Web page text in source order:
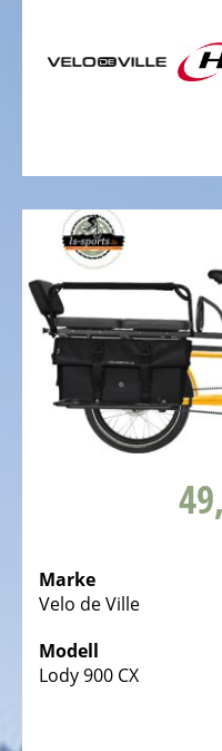
UNSER
Rennräder,
Fahrräder
Mountainbikes,
MTB
Tourenräder
Trekking
Fahrräder
Stadtfahrräder
Marke
Velo de Ville
Modell
Lody 900 CX